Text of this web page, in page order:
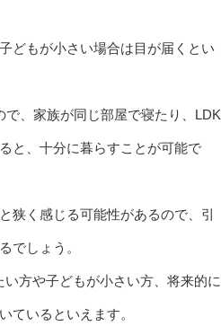
どもが小さい場合は目が届くとい
、家族が同じ部屋で寝たり、LDK
と、十分に暮らすことが可能で
狭く感じる可能性があるので、引
でしょう。
方や子どもが小さい方、将来的に
ているといえます。